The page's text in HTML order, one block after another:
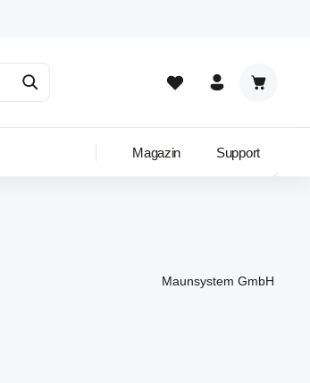
Magazin Support
Maunsystem GmbH